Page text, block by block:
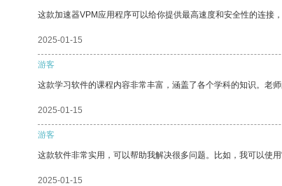
这款加速器VPM应用程序可以给你提供最高速度和安全性的连接
2025-01-15
游客
这款学习软件的课程内容非常丰富，涵盖了各个学科的知识。老
2025-01-15
游客
这款软件非常实用，可以帮助我解决很多问题。比如，我可以使
2025-01-15